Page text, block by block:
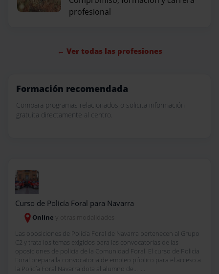
profesional
← Ver todas las profesiones
Formación recomendada
Compara programas relacionados o solicita información
gratuita directamente al centro.
Curso de Policía Foral para Navarra
Online
Las oposiciones de Policía Foral de Navarra pertenecen al Grupo
C2 y trata los temas exigidos para las convocatorias de las
oposiciones de policía de la Comunidad Foral. El curso de Policía
Foral prepara la convocatoria de empleo público para el acceso a
la Policía Foral Navarra dota al alumno de... ....